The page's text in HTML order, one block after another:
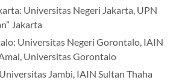
Universitas Negeri Jakarta, UPN
Jakarta
Universitas Negeri Gorontalo, IAIN
Universitas Gorontalo
Jambi, IAIN Sultan Thaha